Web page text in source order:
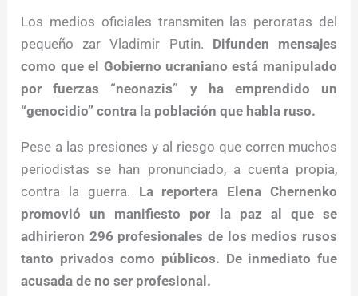
Los medios oficiales transmiten las peroratas del
pequeño zar Vladimir Putin. Difunden mensajes
como que el Gobierno ucraniano está manipulado
por fuerzas “neonazis” y ha emprendido un
“genocidio” contra la población que habla ruso.
Pese a las presiones y al riesgo que corren muchos
periodistas se han pronunciado, a cuenta propia,
contra la guerra. La reportera Elena Chernenko
promovió un manifiesto por la paz al que se
adhirieron 296 profesionales de los medios rusos
tanto privados como públicos. De inmediato fue
acusada de no ser profesional.